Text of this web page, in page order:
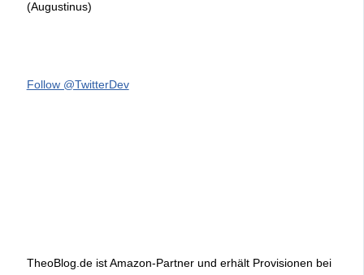
(Augustinus)
Follow @TwitterDev
TheoBlog.de ist Amazon-Partner und erhält Provisionen bei